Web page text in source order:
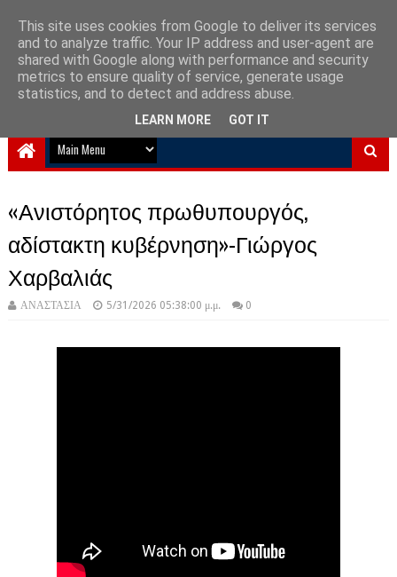
NewPlanet09
Ειδήσεις νέα από την Ελλάδα και τον κόσμο
«Ανιστόρητος πρωθυπουργός,
αδίστακτη κυβέρνηση»-Γιώργος
Χαρβαλιάς
ΑΝΑΣΤΑΣΙΑ 5/31/2026 05:38:00 μ.μ. 0
This site uses cookies from Google to deliver its services
and to analyze traffic. Your IP address and user-agent are
shared with Google along with performance and security
metrics to ensure quality of service, generate usage
statistics, and to detect and address abuse.
LEARN MORE GOT IT